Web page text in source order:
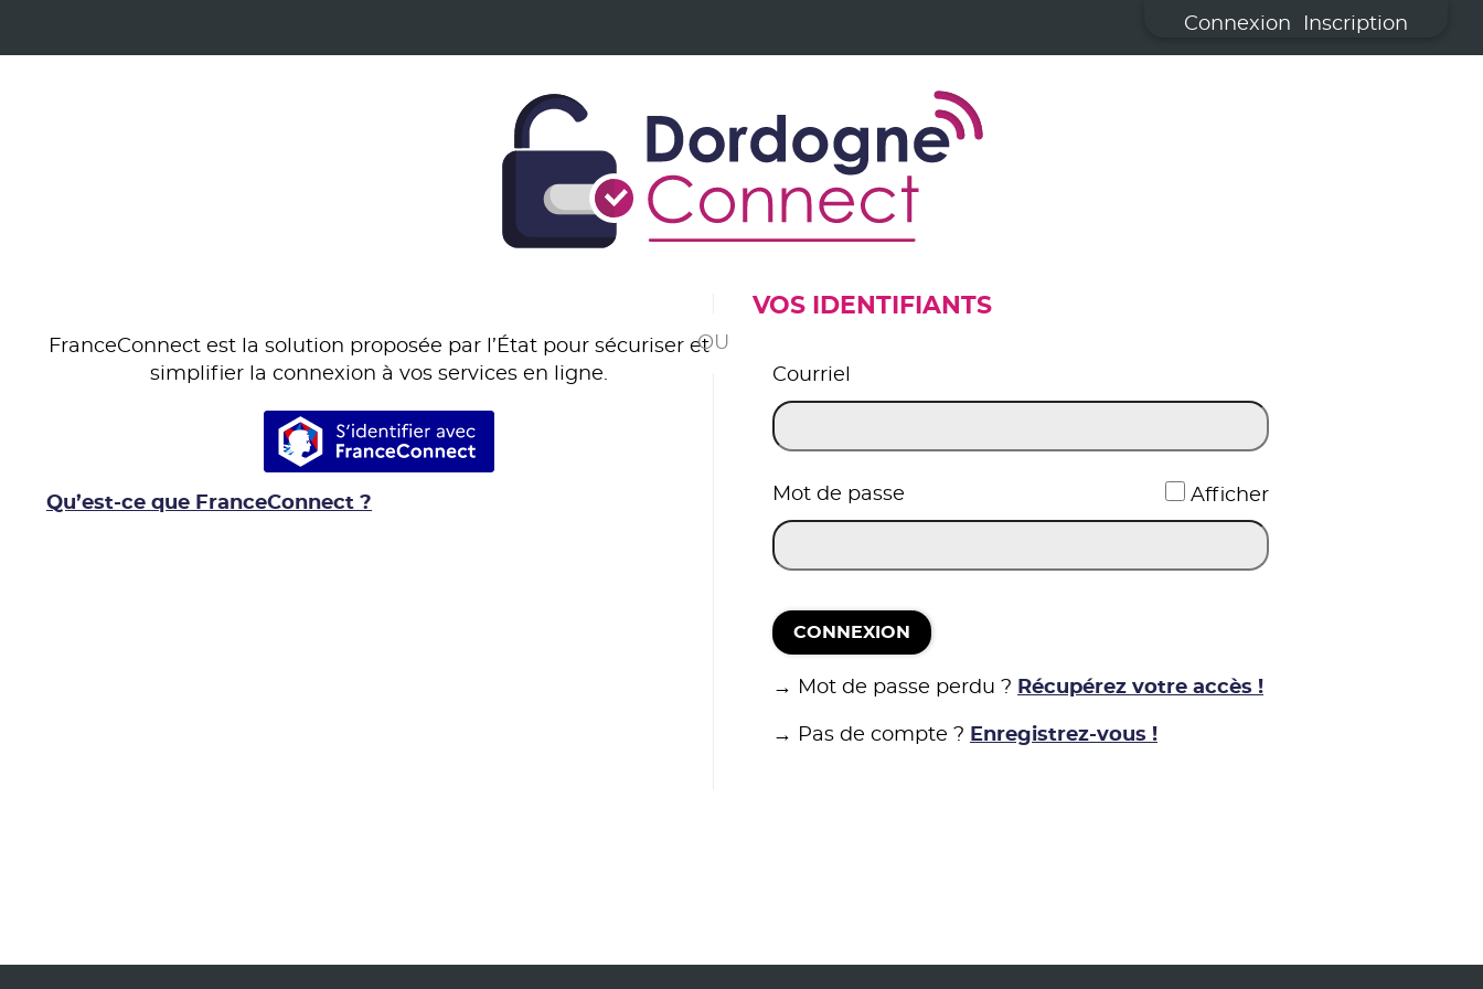
Connexion Inscription
FranceConnect est la solution proposée par l’État pour sécuriser et
simplifier la connexion à vos services en ligne.
S’identifier avec FranceConnect
Qu’est-ce que FranceConnect ?
VOS IDENTIFIANTS
Courriel
*
Mot de passe Afficher
CONNEXION
→ Mot de passe perdu ? Récupérez votre accès !
→ Pas de compte ? Enregistrez-vous !